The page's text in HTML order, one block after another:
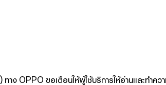
ง OPPO ขอเตือนให้ผู้ใช้บริการให้อ่านและทำคว